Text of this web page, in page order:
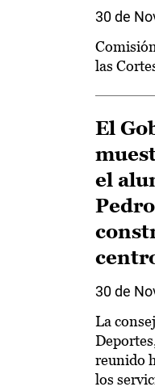
30 de
las
El
el
30 de
La
reunido
los